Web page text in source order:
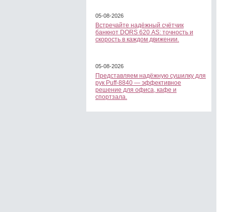
05-08-2026
Встречайте надёжный счётчик
банкнот DORS 620 АS: точность и
скорость в каждом движении.
05-08-2026
Представляем надёжную сушилку для
рук Puff-8840 — эффективное
решение для офиса, кафе и
спортзала.